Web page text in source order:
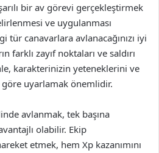
bir av görevi gerçekleştirmek
ve uygulanması
tür canavarlara avlanacağınızı iyi
farklı zayıf noktaları ve saldırı
karakterinizin yeteneklerini ve
uyarlamak önemlidir.
avlanmak, tek başına
olabilir. Ekip
etmek, hem Xp kazanımını